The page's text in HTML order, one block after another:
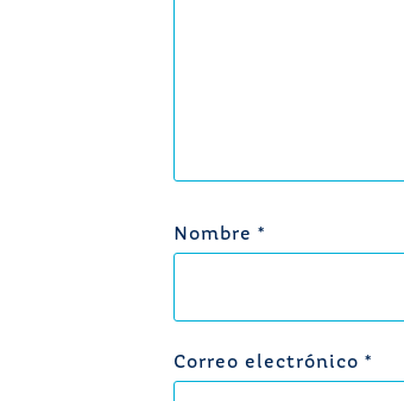
Nombre *
Correo electrónico *